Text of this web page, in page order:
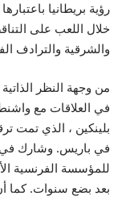
رؤية بريطانيا
خلال اللعب على
والشرقية والترادف
من وجهة النظر
في العلاقات مع
بلينكين ، الذي تمت
في باريس. وشارك في
للمؤسسة الفرنسية
بعد بضع سنوات. كما